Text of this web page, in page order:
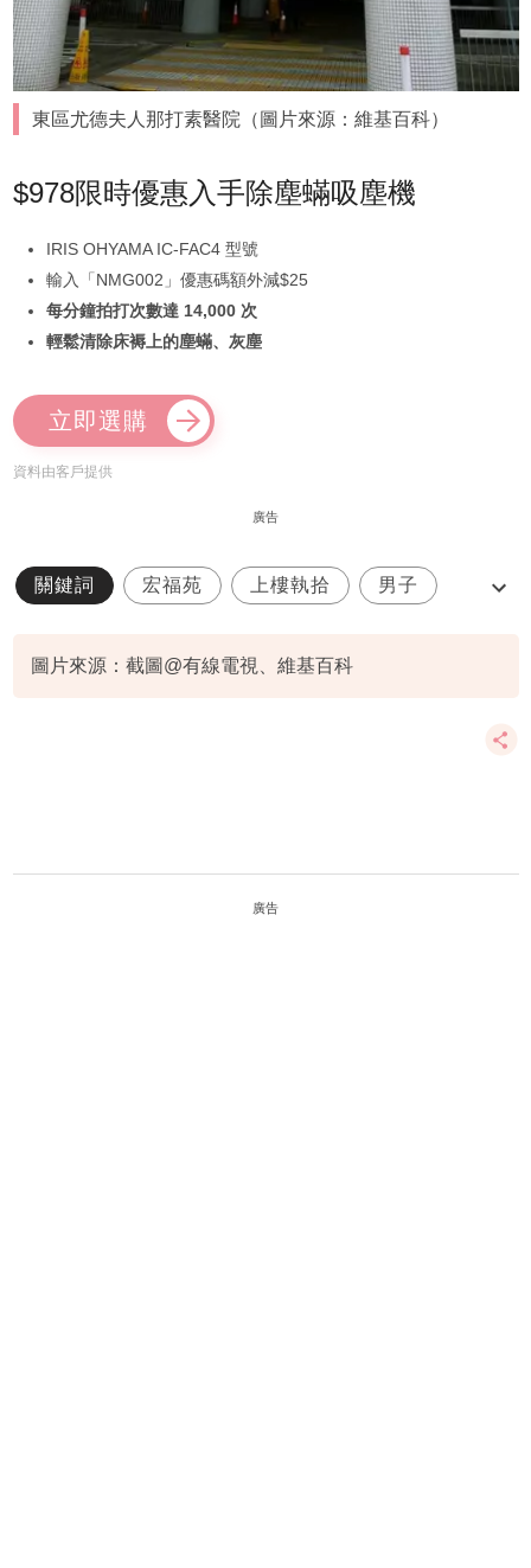
東區尤德夫人那打素醫院（圖片來源：維基百科）
$978限時優惠入手除塵蟎吸塵機
IRIS OHYAMA IC-FAC4 型號
輸入「NMG002」優惠碼額外減$25
每分鐘拍打次數達 14,000 次
輕鬆清除床褥上的塵蟎、灰塵
立即選購
資料由客戶提供
廣告
關鍵詞 宏福苑 上樓執拾 男子
圖片來源：截圖@有線電視、維基百科
廣告